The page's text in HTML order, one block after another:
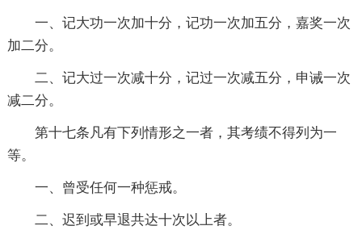
一、记大功一次加十分，记功一次加五分，嘉奖一次
加二分。
二、记大过一次减十分，记过一次减五分，申诫一次
减二分。
第十七条凡有下列情形之一者，其考绩不得列为一
等。
一、曾受任何一种惩戒。
二、迟到或早退共达十次以上者。